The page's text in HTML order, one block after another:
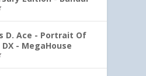
D. Ace - Portrait Of
- MegaHouse